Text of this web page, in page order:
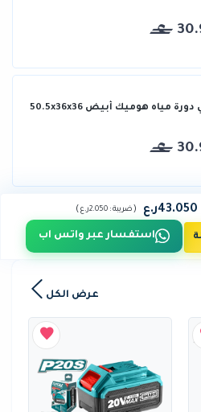
كرسي دورة مياه هوميك أبيض 50.5x36x36
43.050ر.ع (ضريبة : 2.050ر.ع )
استفسار عبر واتس اب
عرض الكل